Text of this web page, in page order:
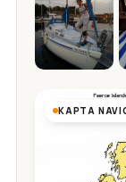
КАРТА